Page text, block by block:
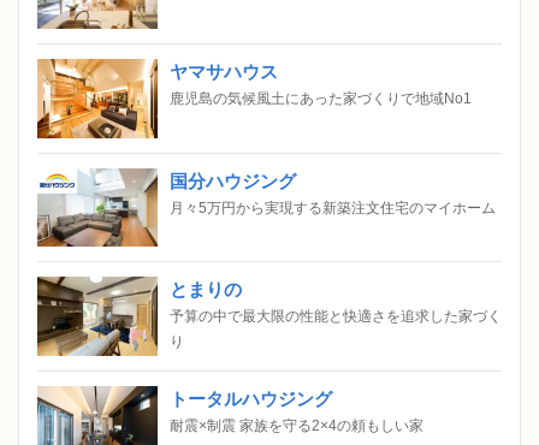
ヤマサハウス
鹿児島の気候風土にあった家づくりで地域No1
国分ハウジング
月々5万円から実現する新築注文住宅のマイホーム
とまりの
予算の中で最大限の性能と快適さを追求した家づく
り
トータルハウジング
耐震×制震 家族を守る2×4の頼もしい家